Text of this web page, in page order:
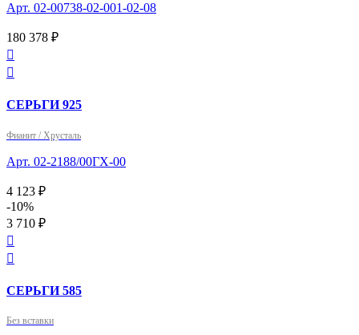
Арт. 02-00738-02-001-02-08
180 378 ₽


СЕРЬГИ 925
Фианит / Хрусталь
Арт. 02-2188/00ГХ-00
4 123 ₽
-10%
3 710 ₽


СЕРЬГИ 585
Без вставки